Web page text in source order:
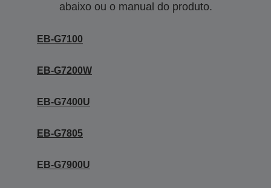
abaixo ou o manual do produto.
EB-G7100
EB-G7200W
EB-G7400U
EB-G7805
EB-G7900U